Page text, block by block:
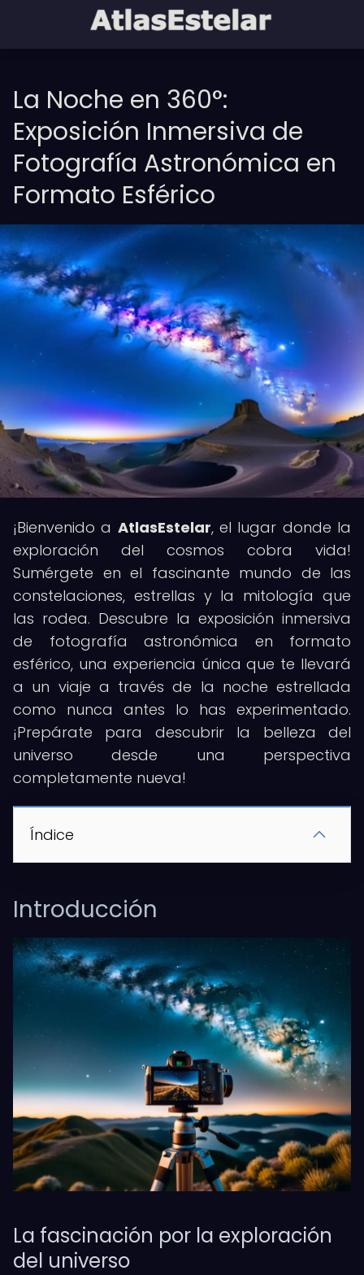
La Noche en 360°:
Exposición Inmersiva de
Fotografía Astronómica en
Formato Esférico
¡Bienvenido a AtlasEstelar, el lugar donde la
exploración del cosmos cobra vida!
Sumérgete en el fascinante mundo de las
constelaciones, estrellas y la mitología que
las rodea. Descubre la exposición inmersiva
de fotografía astronómica en formato
esférico, una experiencia única que te llevará
a un viaje a través de la noche estrellada
como nunca antes lo has experimentado.
¡Prepárate para descubrir la belleza del
universo desde una perspectiva
completamente nueva!
Índice
Introducción
La fascinación por la exploración
del universo